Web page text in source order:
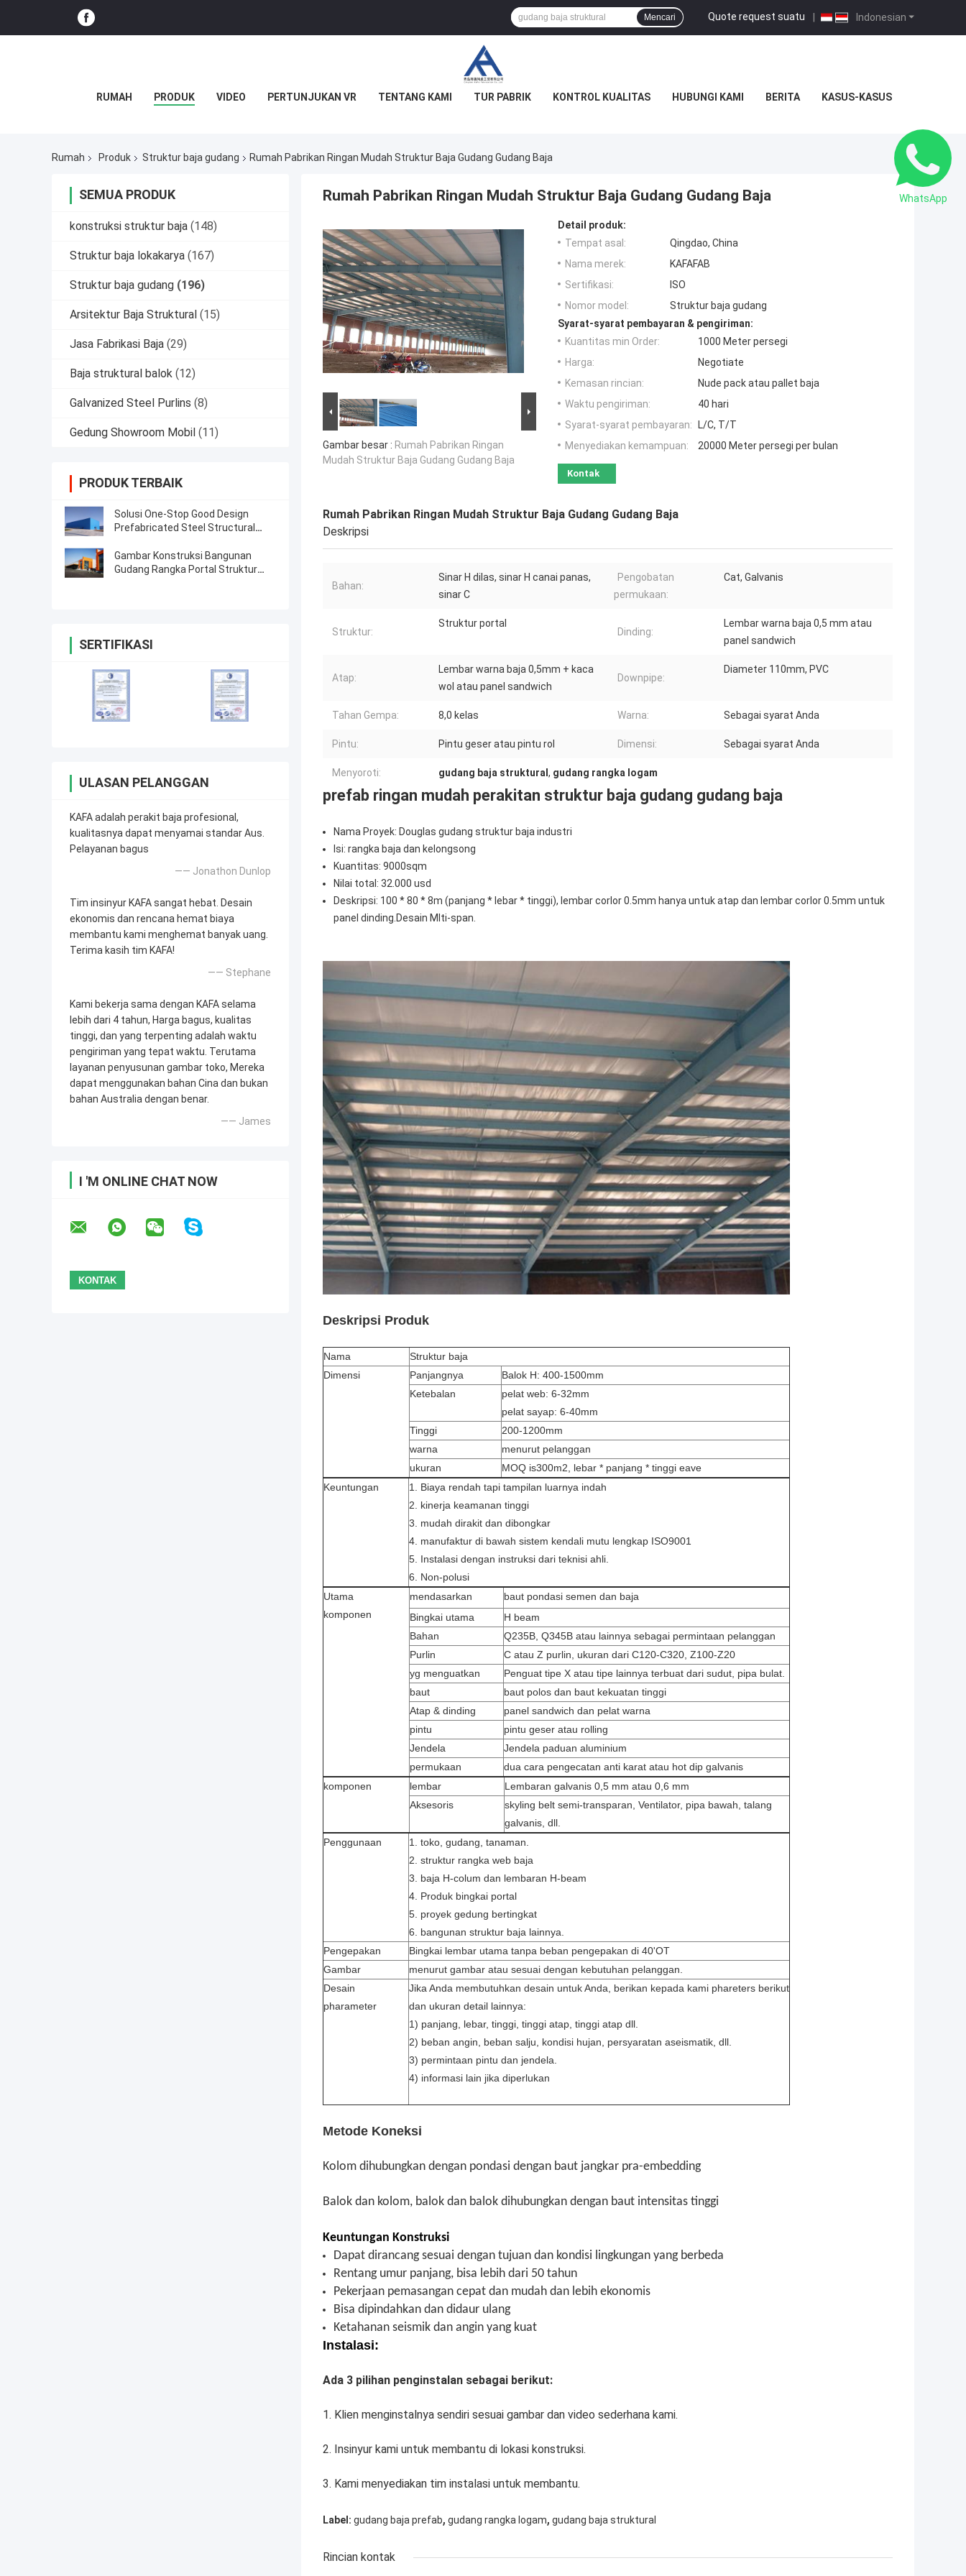
Indonesian
Quote request suatu |
Mencari
RUMAH PRODUK VIDEO PERTUNJUKAN VR TENTANG KAMI TUR PABRIK KONTROL KUALITAS HUBUNGI KAMI BERITA KASUS-KASUS
Rumah Produk Struktur baja gudang Rumah Pabrikan Ringan Mudah Struktur Baja Gudang Gudang Baja
SEMUA PRODUK
konstruksi struktur baja (148)
Struktur baja lokakarya (167)
Struktur baja gudang (196)
Arsitektur Baja Struktural (15)
Jasa Fabrikasi Baja (29)
Baja struktural balok (12)
Galvanized Steel Purlins (8)
Gedung Showroom Mobil (11)
PRODUK TERBAIK
Solusi One-Stop Good Design
Prefabricated Steel Structural
Gambar Konstruksi Bangunan
Gudang Rangka Portal Struktur
SERTIFIKASI
ULASAN PELANGGAN
KAFA adalah perakit baja profesional,
kualitasnya dapat menyamai standar Aus.
Pelayanan bagus
—— Jonathon Dunlop
Tim insinyur KAFA sangat hebat. Desain
ekonomis dan rencana hemat biaya
membantu kami menghemat banyak uang.
Terima kasih tim KAFA!
—— Stephane
Kami bekerja sama dengan KAFA selama
lebih dari 4 tahun, Harga bagus, kualitas
tinggi, dan yang terpenting adalah waktu
pengiriman yang tepat waktu. Terutama
layanan penyusunan gambar toko, Mereka
dapat menggunakan bahan Cina dan bukan
bahan Australia dengan benar.
—— James
I 'M ONLINE CHAT NOW
Rumah Pabrikan Ringan Mudah Struktur Baja Gudang Gudang Baja
Gambar besar : Rumah Pabrikan Ringan
Mudah Struktur Baja Gudang Gudang Baja
Detail produk:
Tempat asal:
Qingdao, China
Nama merek:
KAFAFAB
Sertifikasi:
ISO
Nomor model:
Struktur baja gudang
Syarat-syarat pembayaran & pengiriman:
Kuantitas min Order:
1000 Meter persegi
Harga:
Negotiate
Kemasan rincian:
Nude pack atau pallet baja
Waktu pengiriman:
40 hari
Syarat-syarat pembayaran:
L/C, T/T
Menyediakan kemampuan:
20000 Meter persegi per bulan
Kontak
Rumah Pabrikan Ringan Mudah Struktur Baja Gudang Gudang Baja
Deskripsi
Bahan:
Sinar H dilas, sinar H canai panas,
sinar C
Pengobatan
permukaan:
Cat, Galvanis
Struktur:
Struktur portal
Dinding:
Lembar warna baja 0,5 mm atau
panel sandwich
Atap:
Lembar warna baja 0,5mm + kaca
wol atau panel sandwich
Downpipe:
Diameter 110mm, PVC
Tahan Gempa: 8,0 kelas Warna: Sebagai syarat Anda
Pintu: Pintu geser atau pintu rol Dimensi: Sebagai syarat Anda
Menyoroti: gudang baja struktural , gudang rangka logam
prefab ringan mudah perakitan struktur baja gudang gudang baja
Nama Proyek: Douglas gudang struktur baja industri
Isi: rangka baja dan kelongsong
Kuantitas: 9000sqm
Nilai total: 32.000 usd
Deskripsi: 100 * 80 * 8m (panjang * lebar * tinggi), lembar corlor 0.5mm hanya untuk atap dan lembar corlor 0.5mm untuk
panel dinding.Desain Mlti-span.
Deskripsi Produk
Nama
Struktur baja
Dimensi
Panjangnya
Balok H: 400-1500mm
Ketebalan
pelat web: 6-32mm
pelat sayap: 6-40mm
Tinggi
200-1200mm
warna
menurut pelanggan
ukuran
MOQ is300m2, lebar * panjang * tinggi eave
Keuntungan
1. Biaya rendah tapi tampilan luarnya indah
2. kinerja keamanan tinggi
3. mudah dirakit dan dibongkar
4. manufaktur di bawah sistem kendali mutu lengkap ISO9001
5. Instalasi dengan instruksi dari teknisi ahli.
6. Non-polusi
Utama
komponen
mendasarkan
baut pondasi semen dan baja
Bingkai utama
H beam
Bahan
Q235B, Q345B atau lainnya sebagai permintaan pelanggan
Purlin
C atau Z purlin, ukuran dari C120-C320, Z100-Z20
yg menguatkan
Penguat tipe X atau tipe lainnya terbuat dari sudut, pipa bulat.
baut
baut polos dan baut kekuatan tinggi
Atap & dinding
panel sandwich dan pelat warna
pintu
pintu geser atau rolling
Jendela
Jendela paduan aluminium
permukaan
dua cara pengecatan anti karat atau hot dip galvanis
komponen
lembar
Lembaran galvanis 0,5 mm atau 0,6 mm
Aksesoris
skyling belt semi-transparan, Ventilator, pipa bawah, talang
galvanis, dll.
Penggunaan
1. toko, gudang, tanaman.
2. struktur rangka web baja
3. baja H-colum dan lembaran H-beam
4. Produk bingkai portal
5. proyek gedung bertingkat
6. bangunan struktur baja lainnya.
Pengepakan
Bingkai lembar utama tanpa beban pengepakan di 40'OT
Gambar
menurut gambar atau sesuai dengan kebutuhan pelanggan.
Desain
pharameter
Jika Anda membutuhkan desain untuk Anda, berikan kepada kami phareters berikut
dan ukuran detail lainnya:
1) panjang, lebar, tinggi, tinggi atap, tinggi atap dll.
2) beban angin, beban salju, kondisi hujan, persyaratan aseismatik, dll.
3) permintaan pintu dan jendela.
4) informasi lain jika diperlukan
Metode Koneksi
Kolom dihubungkan dengan pondasi dengan baut jangkar pra-embedding
Balok dan kolom, balok dan balok dihubungkan dengan baut intensitas tinggi
Keuntungan Konstruksi
Dapat dirancang sesuai dengan tujuan dan kondisi lingkungan yang berbeda
Rentang umur panjang, bisa lebih dari 50 tahun
Pekerjaan pemasangan cepat dan mudah dan lebih ekonomis
Bisa dipindahkan dan didaur ulang
Ketahanan seismik dan angin yang kuat
Instalasi:
Ada 3 pilihan penginstalan sebagai berikut:
1. Klien menginstalnya sendiri sesuai gambar dan video sederhana kami.
2. Insinyur kami untuk membantu di lokasi konstruksi.
3. Kami menyediakan tim instalasi untuk membantu.
Label: gudang baja prefab, gudang rangka logam, gudang baja struktural
Rincian kontak
WhatsApp